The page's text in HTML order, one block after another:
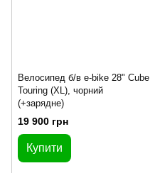
Велосипед б/в e-bike 28" Cube
Touring (XL), чорний
(+зарядне)
19 900 грн
Купити